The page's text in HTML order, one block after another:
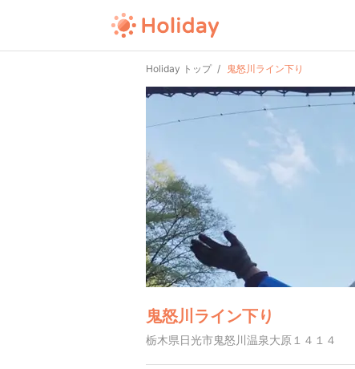
Holiday トップ 鬼怒川ライン下り
鬼怒川ライン下り
栃木県日光市鬼怒川温泉大原１４１４